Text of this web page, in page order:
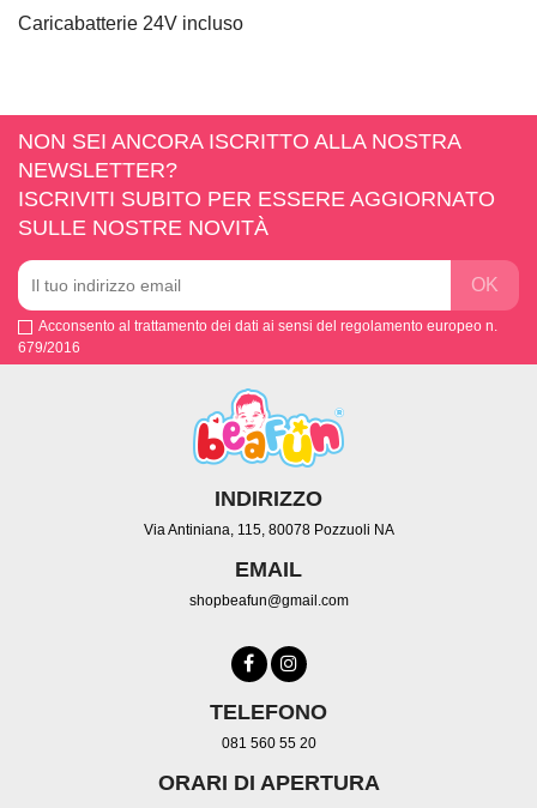
Caricabatterie 24V incluso
NON SEI ANCORA ISCRITTO ALLA NOSTRA
NEWSLETTER?
ISCRIVITI SUBITO PER ESSERE AGGIORNATO
SULLE NOSTRE NOVITÀ
Acconsento al trattamento dei dati ai sensi del regolamento europeo n.
679/2016
INDIRIZZO
Via Antiniana, 115, 80078 Pozzuoli NA
EMAIL
shopbeafun@gmail.com
TELEFONO
081 560 55 20
ORARI DI APERTURA